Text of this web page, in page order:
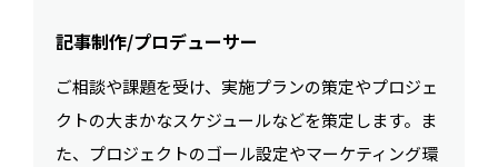
記事制作/プロデューサー
ご相談や課題を受け、実施プランの策定やプロジェ
クトの大まかなスケジュールなどを策定します。ま
た、プロジェクトのゴール設定やマーケティング環